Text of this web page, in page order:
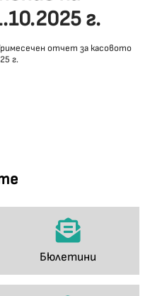
Бюлетини
г.
отчет за касовото
г.